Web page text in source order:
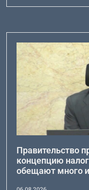
Правительство
концепцию
обещают много